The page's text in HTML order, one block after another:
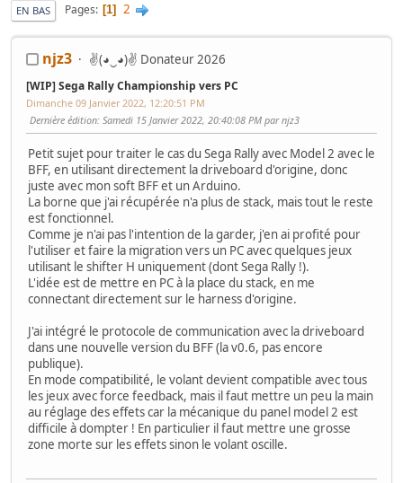
EN BAS Pages 1 2
njz3 ✌(◕‿◕)✌ Donateur 2026
[WIP] Sega Rally Championship vers PC
Dimanche 09 Janvier 2022, 12:20:51 PM
Dernière édition: Samedi 15 Janvier 2022, 20:40:08 PM par njz3
Petit sujet pour traiter le cas du Sega Rally avec Model 2 avec le
BFF, en utilisant directement la driveboard d'origine, donc
juste avec mon soft BFF et un Arduino.
La borne que j'ai récupérée n'a plus de stack, mais tout le reste
est fonctionnel.
Comme je n'ai pas l'intention de la garder, j'en ai profité pour
l'utiliser et faire la migration vers un PC avec quelques jeux
utilisant le shifter H uniquement (dont Sega Rally !).
L'idée est de mettre en PC à la place du stack, en me
connectant directement sur le harness d'origine.
J'ai intégré le protocole de communication avec la driveboard
dans une nouvelle version du BFF (la v0.6, pas encore
publique).
En mode compatibilité, le volant devient compatible avec tous
les jeux avec force feedback, mais il faut mettre un peu la main
au réglage des effets car la mécanique du panel model 2 est
difficile à dompter ! En particulier il faut mettre une grosse
zone morte sur les effets sinon le volant oscille.